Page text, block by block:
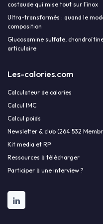
costaude qui mise tout sur l’inox
Ultra-transformés : quand le
composition
Glucosamine sulfate,
articulaire
Les-calories.com
Calculateur de calories
Calcul IMC
Calcul poids
Newsletter & club (264 532
Kit media et RP
Ressources à télécharger
Participer à une interview ?